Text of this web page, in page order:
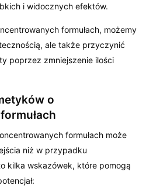
i widocznych efektów.
formułach, możemy
ale także przyczynić
poprzez zmniejszenie ilości
o
formułach może
niż w przypadku
kilka wskazówek, które pomogą